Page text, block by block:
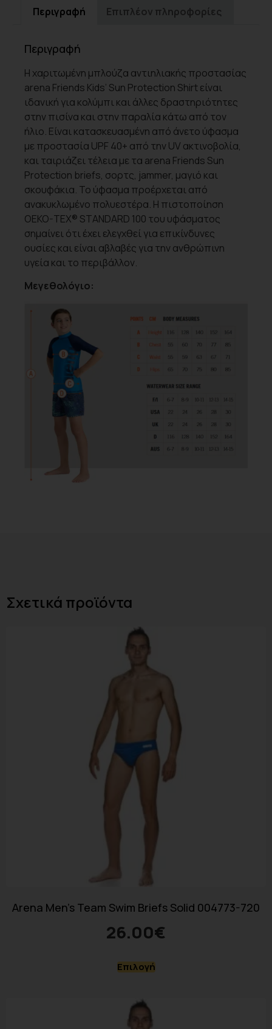
Περιγραφή Επιπλέον πληροφορίες
Περιγραφή
Η χαριτωμένη μπλούζα αντιηλιακής προστασίας
arena Friends Kids’ Sun Protection Shirt είναι
ιδανική για κολύμπι και άλλες δραστηριότητες
στην πισίνα και στην παραλία κάτω από τον
ήλιο. Είναι κατασκευασμένη από άνετο ύφασμα
με προστασία UPF 40+ από την UV ακτινοβολία,
και ταιριάζει τέλεια με τα arena Friends Sun
Protection briefs, σορτς, jammer, μαγιό και
σκουφάκια. Το ύφασμα προέρχεται από
ανακυκλωμένο πολυεστέρα. Η πιστοποίηση
OEKO-TEX® STANDARD 100 του υφάσματος
σημαίνει ότι έχει ελεγχθεί για επικίνδυνες
ουσίες και είναι αβλαβές για την ανθρώπινη
υγεία και το περιβάλλον.
Μεγεθολόγιο:
Σχετικά προϊόντα
Arena Men’s Team Swim Briefs Solid 004773-720
26.00€
Επιλογή